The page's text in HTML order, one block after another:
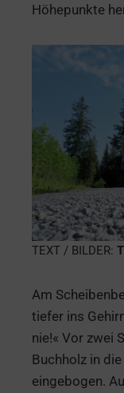
Höhepunkte
TEXT / BILDER:
Am
tiefer ins
nie!« Vor zwei
Buchholz in
eingebogen.